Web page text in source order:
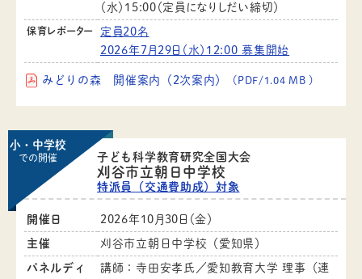
（水）15:00（定員になりしだい締切）
保育レポーター
定員20名
2026年7月29日（水）12:00 募集開始
みどりの森 開催案内（2次案内） （PDF/1.04 MB ）
小・中学校
での開催 子ども科学教育研究全国大会
刈谷市立朝日中学校
特派員（交通費助成）対象
開催日 2026年10月30日（金）
主催 刈谷市立朝日中学校（愛知県）
パネルディ
講師：寺田安孝氏／愛知教育大学 理事（連